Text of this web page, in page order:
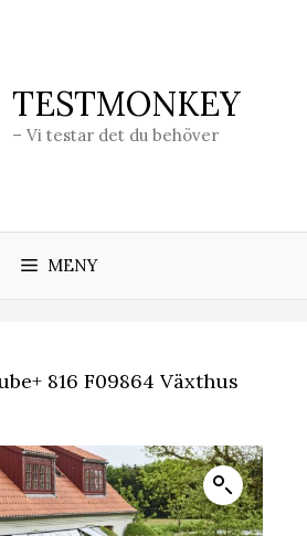
TESTMONKEY
– Vi testar det du behöver
MENY
816 F09864 Växthus